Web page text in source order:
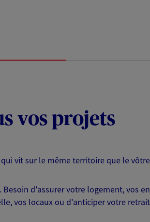
vos projets
qui vit sur le même territoire que le
d'assurer votre logement, vos
vos locaux ou d'anticiper votre